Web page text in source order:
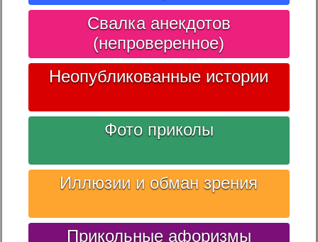
Свалка анекдотов
(непроверенное)
Неопубликованные истории
Фото приколы
Иллюзии и обман зрения
Прикольные афоризмы